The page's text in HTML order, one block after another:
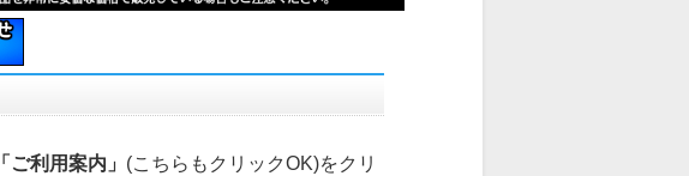
「ご利用案内」 (こちらもクリックOK)をクリ